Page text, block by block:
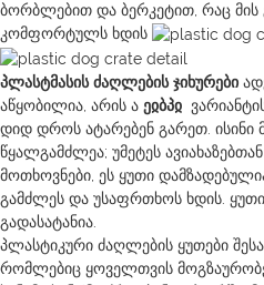
ბორბლებით და ბერკეტით, რაც მის
კომფორტულს ხდის
პლასტმასის ძაღლების ჯიხურები
აწყობილია, არის ა ეჲბპჲ
დიდ დროს ატარებენ გარეთ.
წყალგამძლეა; უმეტეს
მოთხოვნები, ეს ყუთი
გამძლეს და უსაფრთხოს ხდის.
გადასატანია.
პლასტიკური ძაღლების ყუთები
რომლებიც ყოველთვის